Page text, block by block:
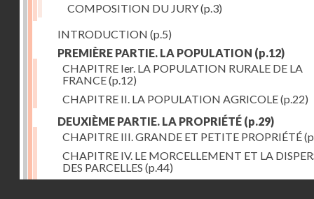
COMPOSITION DU JURY(p.3)
INTRODUCTION (p.5)
PREMIÈRE PARTIE. LA POPULATION (p.12)
CHAPITRE Ier. LA POPULATION RURALE DE LA
FRANCE(p.12)
CHAPITRE II. LA POPULATION AGRICOLE(p.22)
DEUXIÈME PARTIE. LA PROPRIÉTÉ (p.29)
CHAPITRE III. GRANDE ET PETITE PROPRIÉTÉ
CHAPITRE IV. LE MORCELLEMENT ET LA
DES PARCELLES (p.44)